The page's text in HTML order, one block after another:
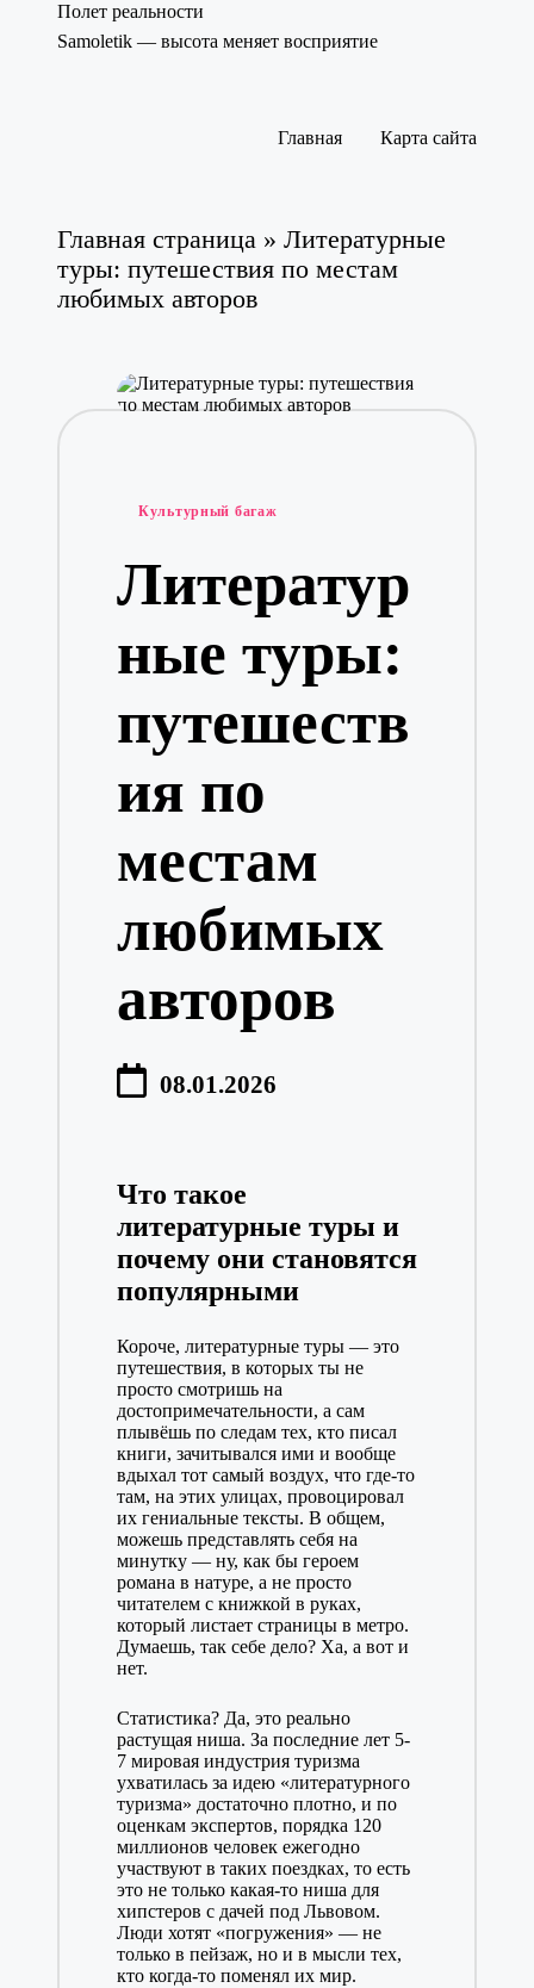
Полет реальности
Samoletik — высота меняет восприятие
Главная Карта сайта
Главная страница » Литературные
туры: путешествия по местам
любимых авторов
Опубликовано
Культурный багаж
Литератур
ные туры:
путешеств
ия по
местам
любимых
авторов
08.01.2026
Что такое
литературные туры и
почему они становятся
популярными
Короче, литературные туры — это
путешествия, в которых ты не
просто смотришь на
достопримечательности, а сам
плывёшь по следам тех, кто писал
книги, зачитывался ими и вообще
вдыхал тот самый воздух, что где-то
там, на этих улицах, провоцировал
их гениальные тексты. В общем,
можешь представлять себя на
минутку — ну, как бы героем
романа в натуре, а не просто
читателем с книжкой в руках,
который листает страницы в метро.
Думаешь, так себе дело? Ха, а вот и
нет.
Статистика? Да, это реально
растущая ниша. За последние лет 5-
7 мировая индустрия туризма
ухватилась за идею «литературного
туризма» достаточно плотно, и по
оценкам экспертов, порядка 120
миллионов человек ежегодно
участвуют в таких поездках, то есть
это не только какая-то ниша для
хипстеров с дачей под Львовом.
Люди хотят «погружения» — не
только в пейзаж, но и в мысли тех,
кто когда-то поменял их мир.